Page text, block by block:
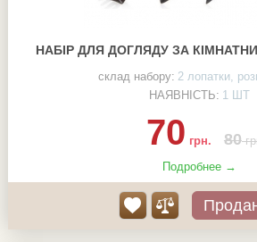
НАБІР ДЛЯ ДОГЛЯДУ ЗА
склад набору: 2 лопатки,
НАЯВНІСТЬ: 1 ШТ
70 грн. 80
Подробнее →